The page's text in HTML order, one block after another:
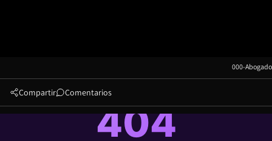
000-Abogado
Compartir Comentarios